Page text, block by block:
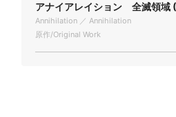
アナイアレイション 全滅領域
Annihilation ／ Annihilation
原作/Original Work